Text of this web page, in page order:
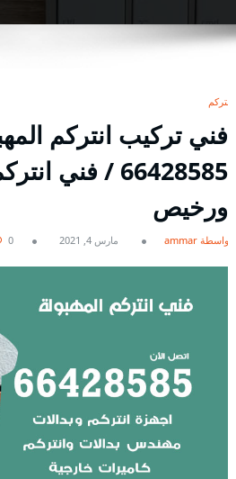
انتركم
فني تركيب انتركم
66428585 / فني
ورخيص
بواسطة ammar مارس 4, 2021 0